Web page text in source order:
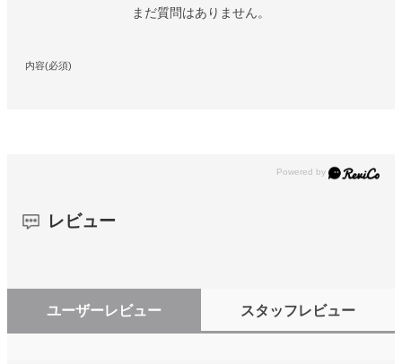
まだ質問はありません。
内容(必須)
レビュー
ユーザーレビュー スタッフレビュー